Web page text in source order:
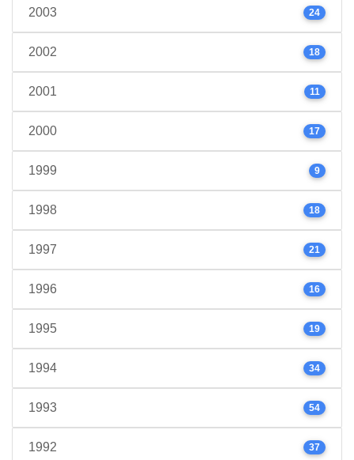
2003 24
2002 18
2001 11
2000 17
1999 9
1998 18
1997 21
1996 16
1995 19
1994 34
1993 54
1992 37